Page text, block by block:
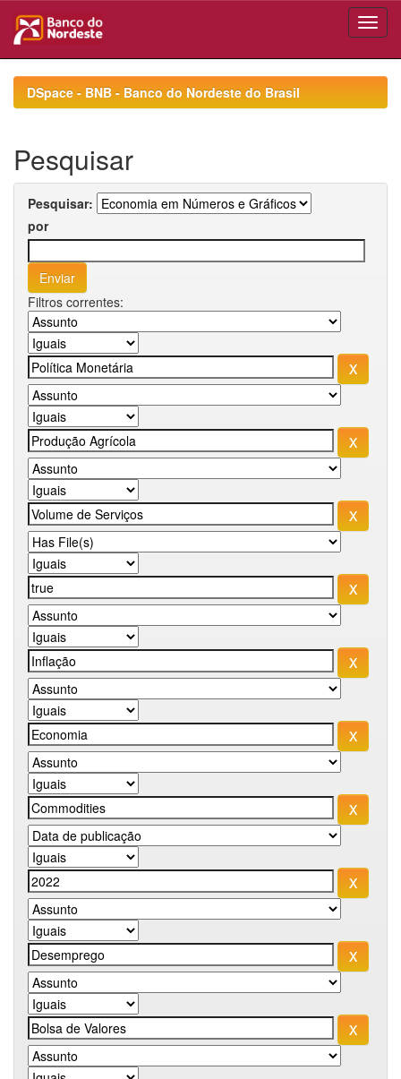
navigationDSpace - BNB - Banco do Nordeste do Brasil
Pesquisar
Pesquisar:
por
Filtros correntes: